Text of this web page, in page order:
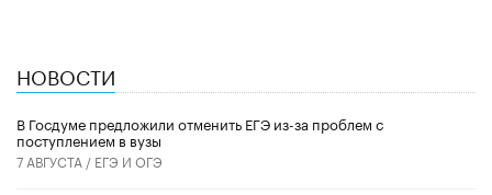
НОВОСТИ
В Госдуме предложили отменить ЕГЭ из-за проблем с
поступлением в вузы
7 АВГУСТА / ЕГЭ И ОГЭ